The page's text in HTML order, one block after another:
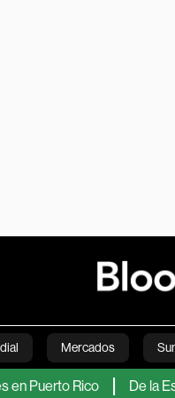
Mercados
Green Economía
Rico De la